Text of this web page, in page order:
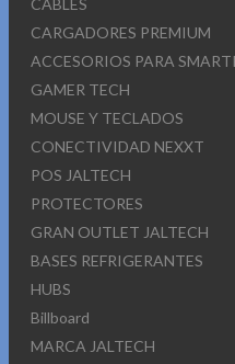
CABLES
CARGADORES PREMIUM
ACCESORIOS PARA
GAMER TECH
MOUSE Y TECLADOS
CONECTIVIDAD NEXXT
POS JALTECH
PROTECTORES
GRAN OUTLET JALTECH
BASES REFRIGERANTES
HUBS
Billboard
MARCA JALTECH